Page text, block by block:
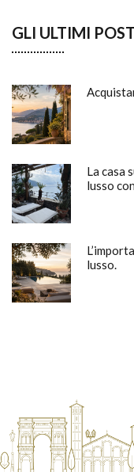
GLI ULTIMI POST
La casa
lusso
lusso.